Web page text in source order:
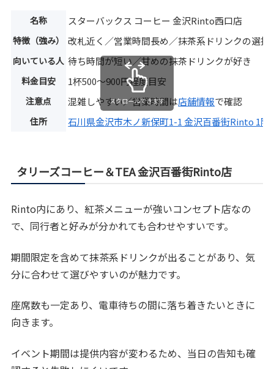
名称 スターバックス コーヒー 金沢Rinto西口店
特徴（強み） 改札近く／営業時間長め／抹茶系ドリンクの選択
向いている人 待ち時間が短い／甘めの抹茶ドリンクが好き
料金目安 1杯500〜900円程度目安
注意点 混雑しやすい／営業時間は店舗情報で確認
住所 石川県金沢市木ノ新保町1-1 金沢百番街Rinto 1階
スクロールできます
タリーズコーヒー＆TEA 金沢百番街Rinto店
Rinto内にあり、紅茶メニューが強いコンセプト店なの
で、同行者と好みが分かれても合わせやすいです。
期間限定を含めて抹茶系ドリンクが出ることがあり、気
分に合わせて選びやすいのが魅力です。
座席数も一定あり、電車待ちの間に落ち着きたいときに
向きます。
イベント期間は提供内容が変わるため、当日の告知も確